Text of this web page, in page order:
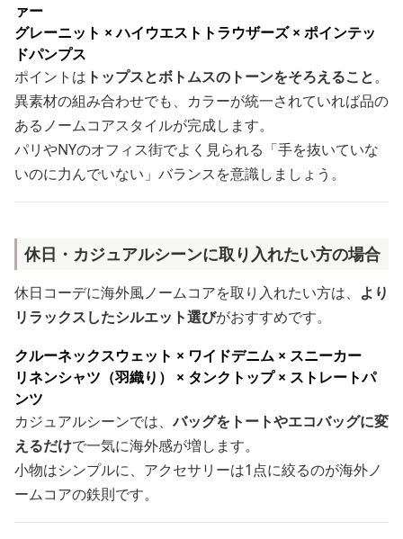
ァー
グレーニット × ハイウエストトラウザーズ × ポインテッ
ドパンプス
ポイントは トップスとボトムスのトーンをそろえること。
異素材の組み合わせでも、カラーが統一されていれば品の
あるノームコアスタイルが完成します。
パリやNYのオフィス街でよく見られる「手を抜いていな
いのに力んでいない」バランスを意識しましょう。
休日・カジュアルシーンに取り入れたい方の場合
休日コーデに海外風ノームコアを取り入れたい方は、 より
リラックスしたシルエット選びがおすすめです。
クルーネックスウェット × ワイドデニム × スニーカー
リネンシャツ（羽織り） × タンクトップ × ストレートパ
ンツ
カジュアルシーンでは、バッグをトートやエコバッグに変
えるだけで一気に海外感が増します。
小物はシンプルに、アクセサリーは1点に絞るのが海外ノ
ームコアの鉄則です。